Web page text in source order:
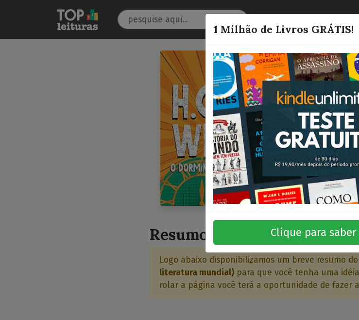
O
Wells, H. G.
Quero
Resumo do livro 🤔
Logo abaixo disponibilizamos um breve resumo
literatura mundial) para que você tenha uma
rolar a página você terá a oportunidade de fazer
1 Milhão de Livros GRÁTIS!
Clique para